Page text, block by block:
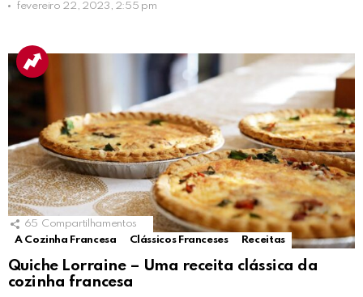
fevereiro 22, 2023, 2:55 pm
65 Compartilhamentos
A Cozinha Francesa
Clássicos Franceses Receitas
Quiche Lorraine – Uma receita clássica da
cozinha francesa